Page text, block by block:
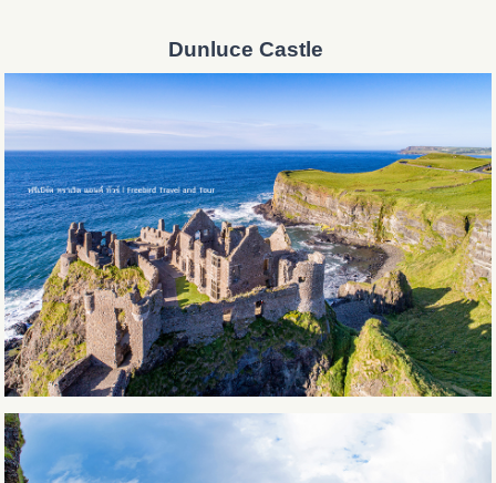
Dunluce Castle